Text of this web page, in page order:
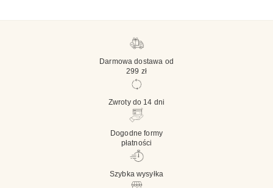
Darmowa dostawa od
299 zł
Zwroty do 14 dni
Dogodne formy
płatności
Szybka wysyłka